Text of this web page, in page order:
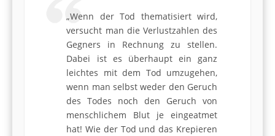
„Wenn der Tod thematisiert wird,
versucht man die Verlustzahlen des
Gegners in Rechnung zu stellen.
Dabei ist es überhaupt ein ganz
leichtes mit dem Tod umzugehen,
wenn man selbst weder den Geruch
des Todes noch den Geruch von
menschlichem Blut je eingeatmet
hat! Wie der Tod und das Krepieren